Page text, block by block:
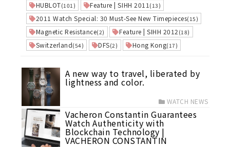
HUBLOT(101) Feature | SIHH 2011 (13)
2011 Watch Special: 30 Must-See New Timepieces(15)
Magnetic Resistance(2) Feature | SIHH 2012 (18)
Switzerland(54) DFS(2) Hong Kong(17)
A new way to travel, liberated by
lightness and color.
WATCH NEWS
Vacheron Constantin Guarantees
Watch Authenticity with
Blockchain Technology |
VACHERON CONSTANTIN